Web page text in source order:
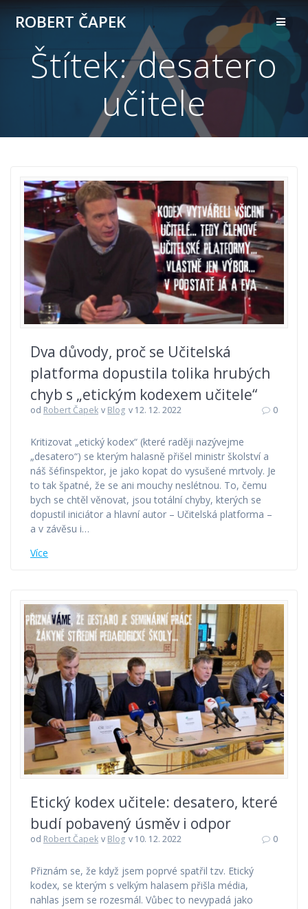
Přeskočit
obsah
ROBERT ČAPEK
Štítek:desatero
učitele
Dva důvody, proč se Učitelská
platforma dopustila tolika hrubých
chyb s „etickým kodexem učitele“
od Robert Čapek v Blog v 12. 12. 2022 0
Kritizovat „etický kodex“ (které raději nazývejme
„desatero“) se kterým halasně přišel ministr školství a
náš šéfinspektor, je jako kopat do vysušené mrtvoly. Je
to tak špatné, že se ani mouchy neslétnou. To, čemu
bych se chtěl věnovat, jsou totální chyby, kterých se
dopustil iniciátor a hlavní autor – Učitelská platforma –
a v závěsu i…
Více
Etický kodex učitele: desatero, které
budí pobavený úsměv i odpor
od Robert Čapek v Blog v 10. 12. 2022 0
Přiznám se, že když jsem poprvé spatřil tzv. Etický
kodex, se kterým s velkým halasem přišla média,
nahlas jsem se rozesmál. Vůbec to nevypadá jako